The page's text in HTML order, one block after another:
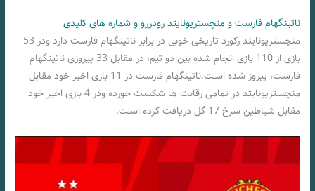
ناتینگهام فارست و منچستریونایتد رودررو و شماره های کلیدی
منچستریونایتد رکورد تاریخی خوبی در برابر ناتینگهام فارست دارد ودر 53
بازی از 110 بازی انجام شده بین دو تیم، در مقابل 33 پیروزی ناتینگهام
فارست، پیروز شده اسـت.ناتینگهام فارست در 11 بازی اخیر خود مقابل
منچستریونایتد در تمامی رقابت ها شکست خورده ودر 4 بازی اخیر خود
مقابل شیاطین سرخ 17 گل دریافت کرده اسـت.